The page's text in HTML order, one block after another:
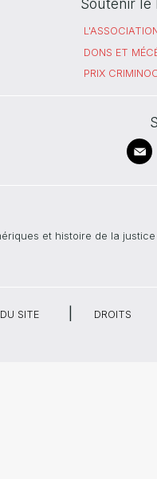
Soutenir le
DONS ET
PRIX
et histoire de la justice
SITE DROITS